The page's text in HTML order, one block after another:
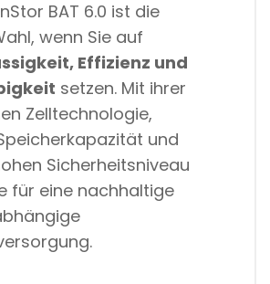
BAT 6.0 ist die
wenn Sie auf
Effizienz und
setzen. Mit ihrer
Zelltechnologie,
und
Sicherheitsniveau
für eine nachhaltige